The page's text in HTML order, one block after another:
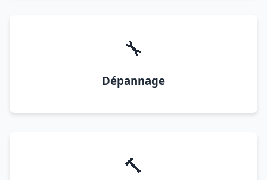
🔧
Dépannage
🔨